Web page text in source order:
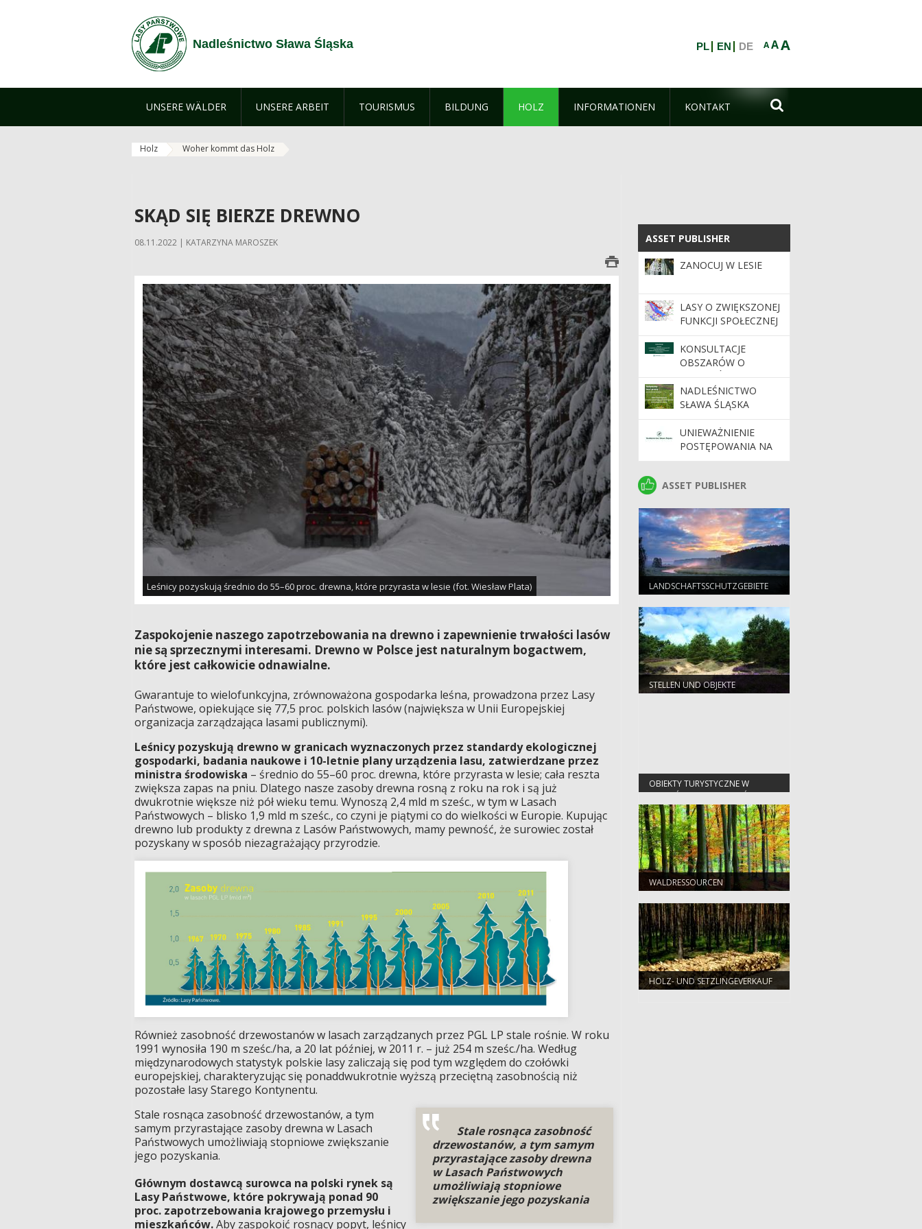
Nadleśnictwo Sława Śląska AAA
PL EN DE
UNSERE WÄLDER UNSERE ARBEIT TOURISMUS BILDUNG HOLZ INFORMATIONEN KONTAKT 
Holz Woher kommt das Holz
SKĄD SIĘ BIERZE DREWNO
08.11.2022 | KATARZYNA MAROSZEK
Leśnicy pozyskują średnio do 55–60 proc. drewna, które przyrasta w lesie (fot. Wiesław Plata)
Zaspokojenie naszego zapotrzebowania na drewno i zapewnienie trwałości lasów
nie są sprzecznymi interesami. Drewno w Polsce jest naturalnym bogactwem,
które jest całkowicie odnawialne.
Gwarantuje to wielofunkcyjna, zrównoważona gospodarka leśna, prowadzona przez Lasy
Państwowe, opiekujące się 77,5 proc. polskich lasów (największa w Unii Europejskiej
organizacja zarządzająca lasami publicznymi).
Leśnicy pozyskują drewno w granicach wyznaczonych przez standardy ekologicznej
gospodarki, badania naukowe i 10-letnie plany urządzenia lasu, zatwierdzane przez
ministra środowiska – średnio do 55–60 proc. drewna, które przyrasta w lesie; cała reszta
zwiększa zapas na pniu. Dlatego nasze zasoby drewna rosną z roku na rok i są już
dwukrotnie większe niż pół wieku temu. Wynoszą 2,4 mld m sześc., w tym w Lasach
Państwowych – blisko 1,9 mld m sześc., co czyni je piątymi co do wielkości w Europie. Kupując
drewno lub produkty z drewna z Lasów Państwowych, mamy pewność, że surowiec został
pozyskany w sposób niezagrażający przyrodzie.
Również zasobność drzewostanów w lasach zarządzanych przez PGL LP stale rośnie. W roku
1991 wynosiła 190 m sześc./ha, a 20 lat później, w 2011 r. – już 254 m sześc./ha. Według
międzynarodowych statystyk polskie lasy zaliczają się pod tym względem do czołówki
europejskiej, charakteryzując się ponaddwukrotnie wyższą przeciętną zasobnością niż
pozostałe lasy Starego Kontynentu.
Stale rosnąca zasobność
drzewostanów, a tym samym
przyrastające zasoby drewna
w Lasach Państwowych
umożliwiają stopniowe
zwiększanie jego pozyskania
Stale rosnąca zasobność drzewostanów, a tym
samym przyrastające zasoby drewna w Lasach
Państwowych umożliwiają stopniowe zwiększanie
jego pozyskania.
Głównym dostawcą surowca na polski rynek są
Lasy Państwowe, które pokrywają ponad 90
proc. zapotrzebowania krajowego przemysłu i
mieszkańców.Aby zaspokoić rosnący popyt, leśnicy
ASSET PUBLISHER
ASSET PUBLISHER
ZANOCUJ W LESIE
LASY O ZWIĘKSZONEJ
FUNKCJI SPOŁECZNEJ
KONSULTACJE
OBSZARÓW O
SZCZEGÓLNYCH
WARTOŚCIACH
OCHRONNYCH HCV
NA TERENIE
NADLEŚNICTW
REGIONALNEJ
DYREKCJI LASÓW
ZIELONEJ GÓRZE
NADLEŚNICTWO
SŁAWA ŚLĄSKA
NABYWA LASY I
GRUNTY DO
ZALESIENIA
UNIEWAŻNIENIE
POSTĘPOWANIA NA
ZŁOŻENIE OFERT NA
MATERIAŁÓW
ASSET PUBLISHER
ASSET PUBLISHER
LANDSCHAFTSSCHUTZGEBIETE
STELLEN UND OBJEKTE
OBIEKTY TURYSTYCZNE W
NADLEŚNICTWIE SŁAWA ŚLĄSKA
WALDRESSOURCEN
HOLZ- UND SETZLINGEVERKAUF